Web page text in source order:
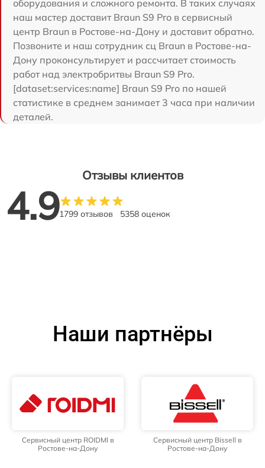
оборудования и сложного ремонта. В таких случаях
наш мастер доставит Braun S9 Pro в сервисный
центр Braun в Ростове-на-Дону и доставит обратно.
Позвоните и наш сотрудник сц Braun в Ростове-на-
Дону проконсультирует и рассчитает стоимость
работ над электробритвы Braun S9 Pro.
[dataset:services:name] Braun S9 Pro по нашей
статистике в среднем занимает 3 часа при наличии
деталей.
Отзывы клиентов
4.91799 отзывов 5358 оценок
Наши партнёры
Сервисный центр ROIDMI в
Ростове-на-Дону
Сервисный центр Bissell в
Ростове-на-Дону